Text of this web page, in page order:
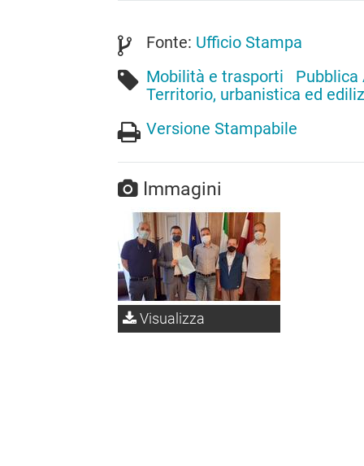
Fonte: Ufficio Stampa
Mobilità e trasporti
Territorio, urbanistica ed
Versione Stampabile
Immagini
Visualizza